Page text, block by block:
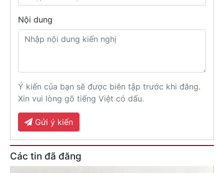
Nội dung
Ý kiến của bạn sẽ được biên tập trước khi đăng.
Xin vui lòng gõ tiếng Việt có dấu.
Gửi ý kiến
Các tin đã đăng